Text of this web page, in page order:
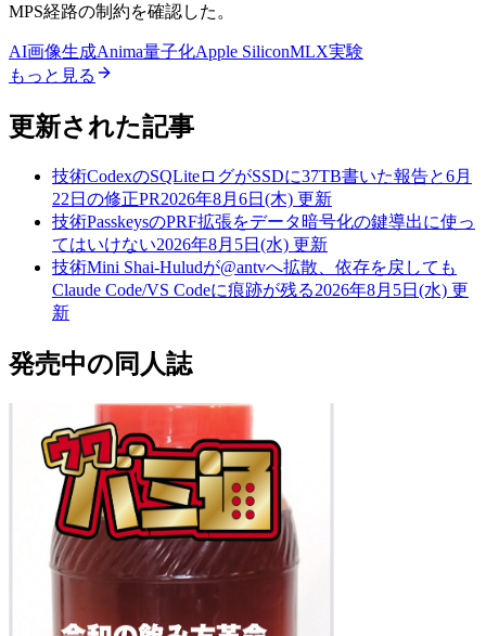
MPS経路の制約を確認した。
AI画像生成Anima量子化Apple SiliconMLX実験
もっと見る
更新された記事
技術CodexのSQLiteログがSSDに37TB書いた報告と6月
22日の修正PR2026年8月6日(木) 更新
技術PasskeysのPRF拡張をデータ暗号化の鍵導出に使っ
てはいけない2026年8月5日(水) 更新
技術Mini Shai-Huludが@antvへ拡散、依存を戻しても
Claude Code/VS Codeに痕跡が残る2026年8月5日(水) 更
新
発売中の同人誌